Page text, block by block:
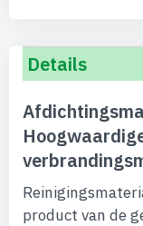
Details
product van de